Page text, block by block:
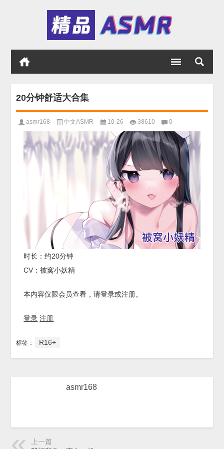
20分钟舒适大合集
asmr168 中文ASMR 10-26 38610 0
时长：约20分钟
CV：被窝小妖精
本内容仅限会员查看，请登录或注册。
登录 注册
标签： R16+
asmr168
上一篇